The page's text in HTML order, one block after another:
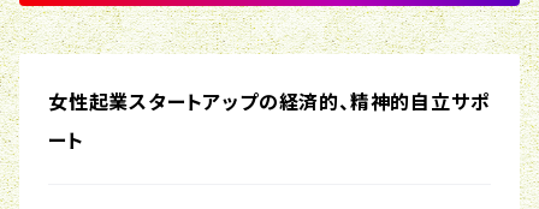
女性起業スタートアップの経済的、精神的自立サポ
ート